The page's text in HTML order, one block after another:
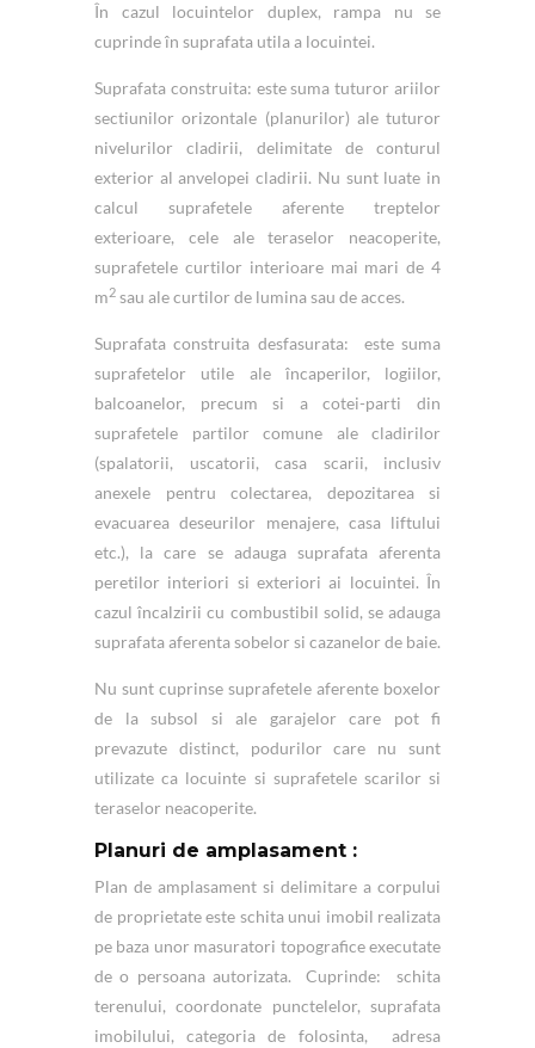
În cazul locuintelor duplex, rampa nu se
cuprinde în suprafata utila a locuintei.
Suprafata construita: este suma tuturor ariilor
sectiunilor orizontale (planurilor) ale tuturor
nivelurilor cladirii, delimitate de conturul
exterior al anvelopei cladirii. Nu sunt luate in
calcul suprafetele aferente treptelor
exterioare, cele ale teraselor neacoperite,
suprafetele curtilor interioare mai mari de 4
m2 sau ale curtilor de lumina sau de acces.
Suprafata construita desfasurata: este suma
suprafetelor utile ale încaperilor, logiilor,
balcoanelor, precum si a cotei-parti din
suprafetele partilor comune ale cladirilor
(spalatorii, uscatorii, casa scarii, inclusiv
anexele pentru colectarea, depozitarea si
evacuarea deseurilor menajere, casa liftului
etc.), la care se adauga suprafata aferenta
peretilor interiori si exteriori ai locuintei. În
cazul încalzirii cu combustibil solid, se adauga
suprafata aferenta sobelor si cazanelor de baie.
Nu sunt cuprinse suprafetele aferente boxelor
de la subsol si ale garajelor care pot fi
prevazute distinct, podurilor care nu sunt
utilizate ca locuinte si suprafetele scarilor si
teraselor neacoperite.
Planuri de amplasament :
Plan de amplasament si delimitare a corpului
de proprietate este schita unui imobil realizata
pe baza unor masuratori topografice executate
de o persoana autorizata. Cuprinde: schita
terenului, coordonate punctelelor, suprafata
imobilului, categoria de folosinta, adresa